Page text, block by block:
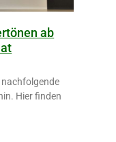
ab
nachfolgende
Hier finden